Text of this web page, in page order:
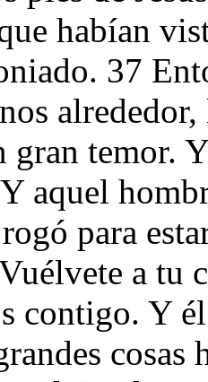
habían
37
gran temor.
aquel
para
a tu
contigo. Y
cosas